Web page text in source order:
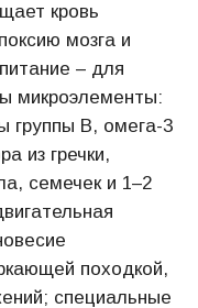
кровь
мозга и
– для
микроэлементы:
группы B, омега-3
из гречки,
семечек и 1–2
походкой,
специальные